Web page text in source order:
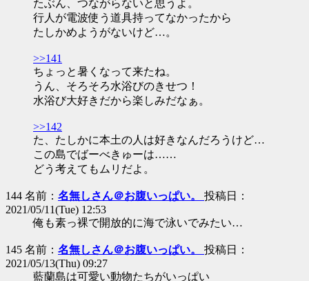
たぶん、つながらないと思うよ。
行人が電波使う道具持ってなかったから
たしかめようがないけど…。
>>141
ちょっと暑くなって来たね。
うん、そろそろ水浴びのきせつ！
水浴び大好きだから楽しみだなぁ。
>>142
た、たしかに本土の人は好きなんだろうけど…
この島でばーべきゅーは……
どう考えてもムリだよ。
144 名前： 名無しさん＠お腹いっぱい。 投稿日：
2021/05/11(Tue) 12:53
俺も素っ裸で開放的に海で泳いでみたい…
145 名前： 名無しさん＠お腹いっぱい。 投稿日：
2021/05/13(Thu) 09:27
藍蘭島は可愛い動物たちがいっぱい